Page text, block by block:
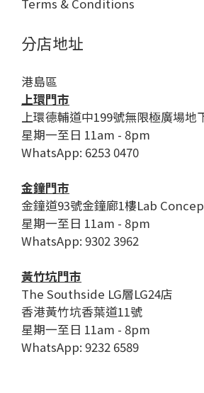
Terms & Conditions
分店地址
港島區
上環門市
上環德輔道中199號無限極廣場地
星期一至日 11am - 8pm
WhatsApp: 6253 0470
金鐘門市
金鐘道93號金鐘廊1樓Lab
星期一至日 11am - 8pm
WhatsApp: 9302 3962
黃竹坑門市
The Southside LG層LG24店
香港黃竹坑香葉道11號
星期一至日 11am - 8pm
WhatsApp: 9232 6589